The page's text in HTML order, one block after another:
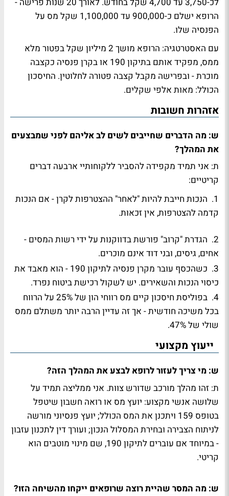
הרופא ישלם כ-900,000 עד 1,100,000 שקל מס על
הפנסיה שלו.
עם האסטרטגיה: הרופא מושך 2 מיליון שקל בפטור מלא
ממס, מפקיד אותם בתיקון 190 או בקרן פנסיה כקצבה
מוכרת - ובפרישה מקבל קצבה פטורה לחלוטין. החיסכון
הכולל: מאות אלפי שקלים.
אזהרות חשובות
ש: מה הדברים שחייבים לשים לב אליהם לפני שמבצעים
את המהלך?
ת: אני תמיד מקפידה להסביר ללקוחותיי ארבעה דברים
קריטיים:
1. הנכות חייבת להיות "לאחר" ההצטרפות לקרן - אם הנכות
קדמה להצטרפות, אין זכאות.
2. הגדרת "קרוב" פורשת בדווקנות על ידי רשות המסים -
אחים, גיסים, ובני דוד אינם מוכרים.
3. כשהכסף עובר מקרן פנסיה לתיקון 190 - הוא מאבד את
כיסוי הנכות והשאירים. יש לשקול רכישת ביטוח נפרד.
4. בפוליסת חיסכון קיים מס רווחי הון של 25% על הרווח
בכל משיכה חודשית - אך זה עדיין הרבה יותר משתלם ממס
שולי של 47%.
ייעוץ מקצועי
ש: מי צריך לעזור לרופא לבצע את המהלך הזה?
ת: זהו מהלך מורכב שדורש צוות. אני ממליצה תמיד על
שלושה אנשי מקצוע: יועץ מס או רואה חשבון שיטפל
בטופס 159 ויתכנן את המס הכולל; יועץ פנסיוני מורשה
לניתוח הצבירה ובחירת המסלול הנכון; ועורך דין לתכנון עזבון
- במיוחד אם עוברים לתיקון 190, שם מינוי מוטבים הוא
קריטי.
ש: מה המסר שהיית רוצה שרופאים ייקחו מהשיחה הזו?